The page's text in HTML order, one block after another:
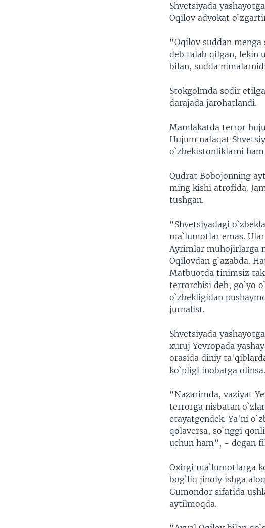
Shvetsiyada
Oqilov advokat
“Oqilov suddan
deb talab qilgan, lekin
bilan, sudda
Stokgolmda sodir
darajada jarohatlandi.
Mamlakatda terror
Hujum nafaqat
o`zbekistonliklarni
Qudrat Bobojonning
ming kishi atrofida.
tushgan.
“Shvetsiyadagi
ma`lumotlar emas.
Ayrimlar muhojirlarga
Oqilovdan g`azabda.
Matbuotda tinimsiz
terrorchisi deb, go`yo
o`zbekligidan
jurnalist.
Shvetsiyada
xuruj Yevropada
orasida diniy
ko`pligi inobatga olinsa.
“Nazarimda, vaziyat
terrorga nisbatan
etayatgendek. Ya'ni
qolaversa, so`nggi
uchun ham”, - degan
Oxirgi ma`lumotlarga
bog`liq jinoiy ishga
Gumondor sifatida
aytilmoqda.